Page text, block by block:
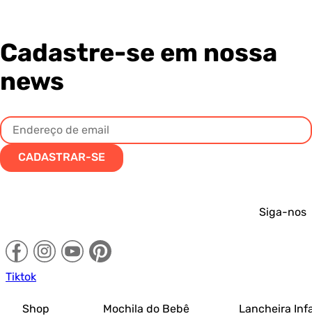
Cadastre-se em nossa
news
CADASTRAR-SE
Siga-nos
Tiktok
Shop Mochila do Bebê Lancheira